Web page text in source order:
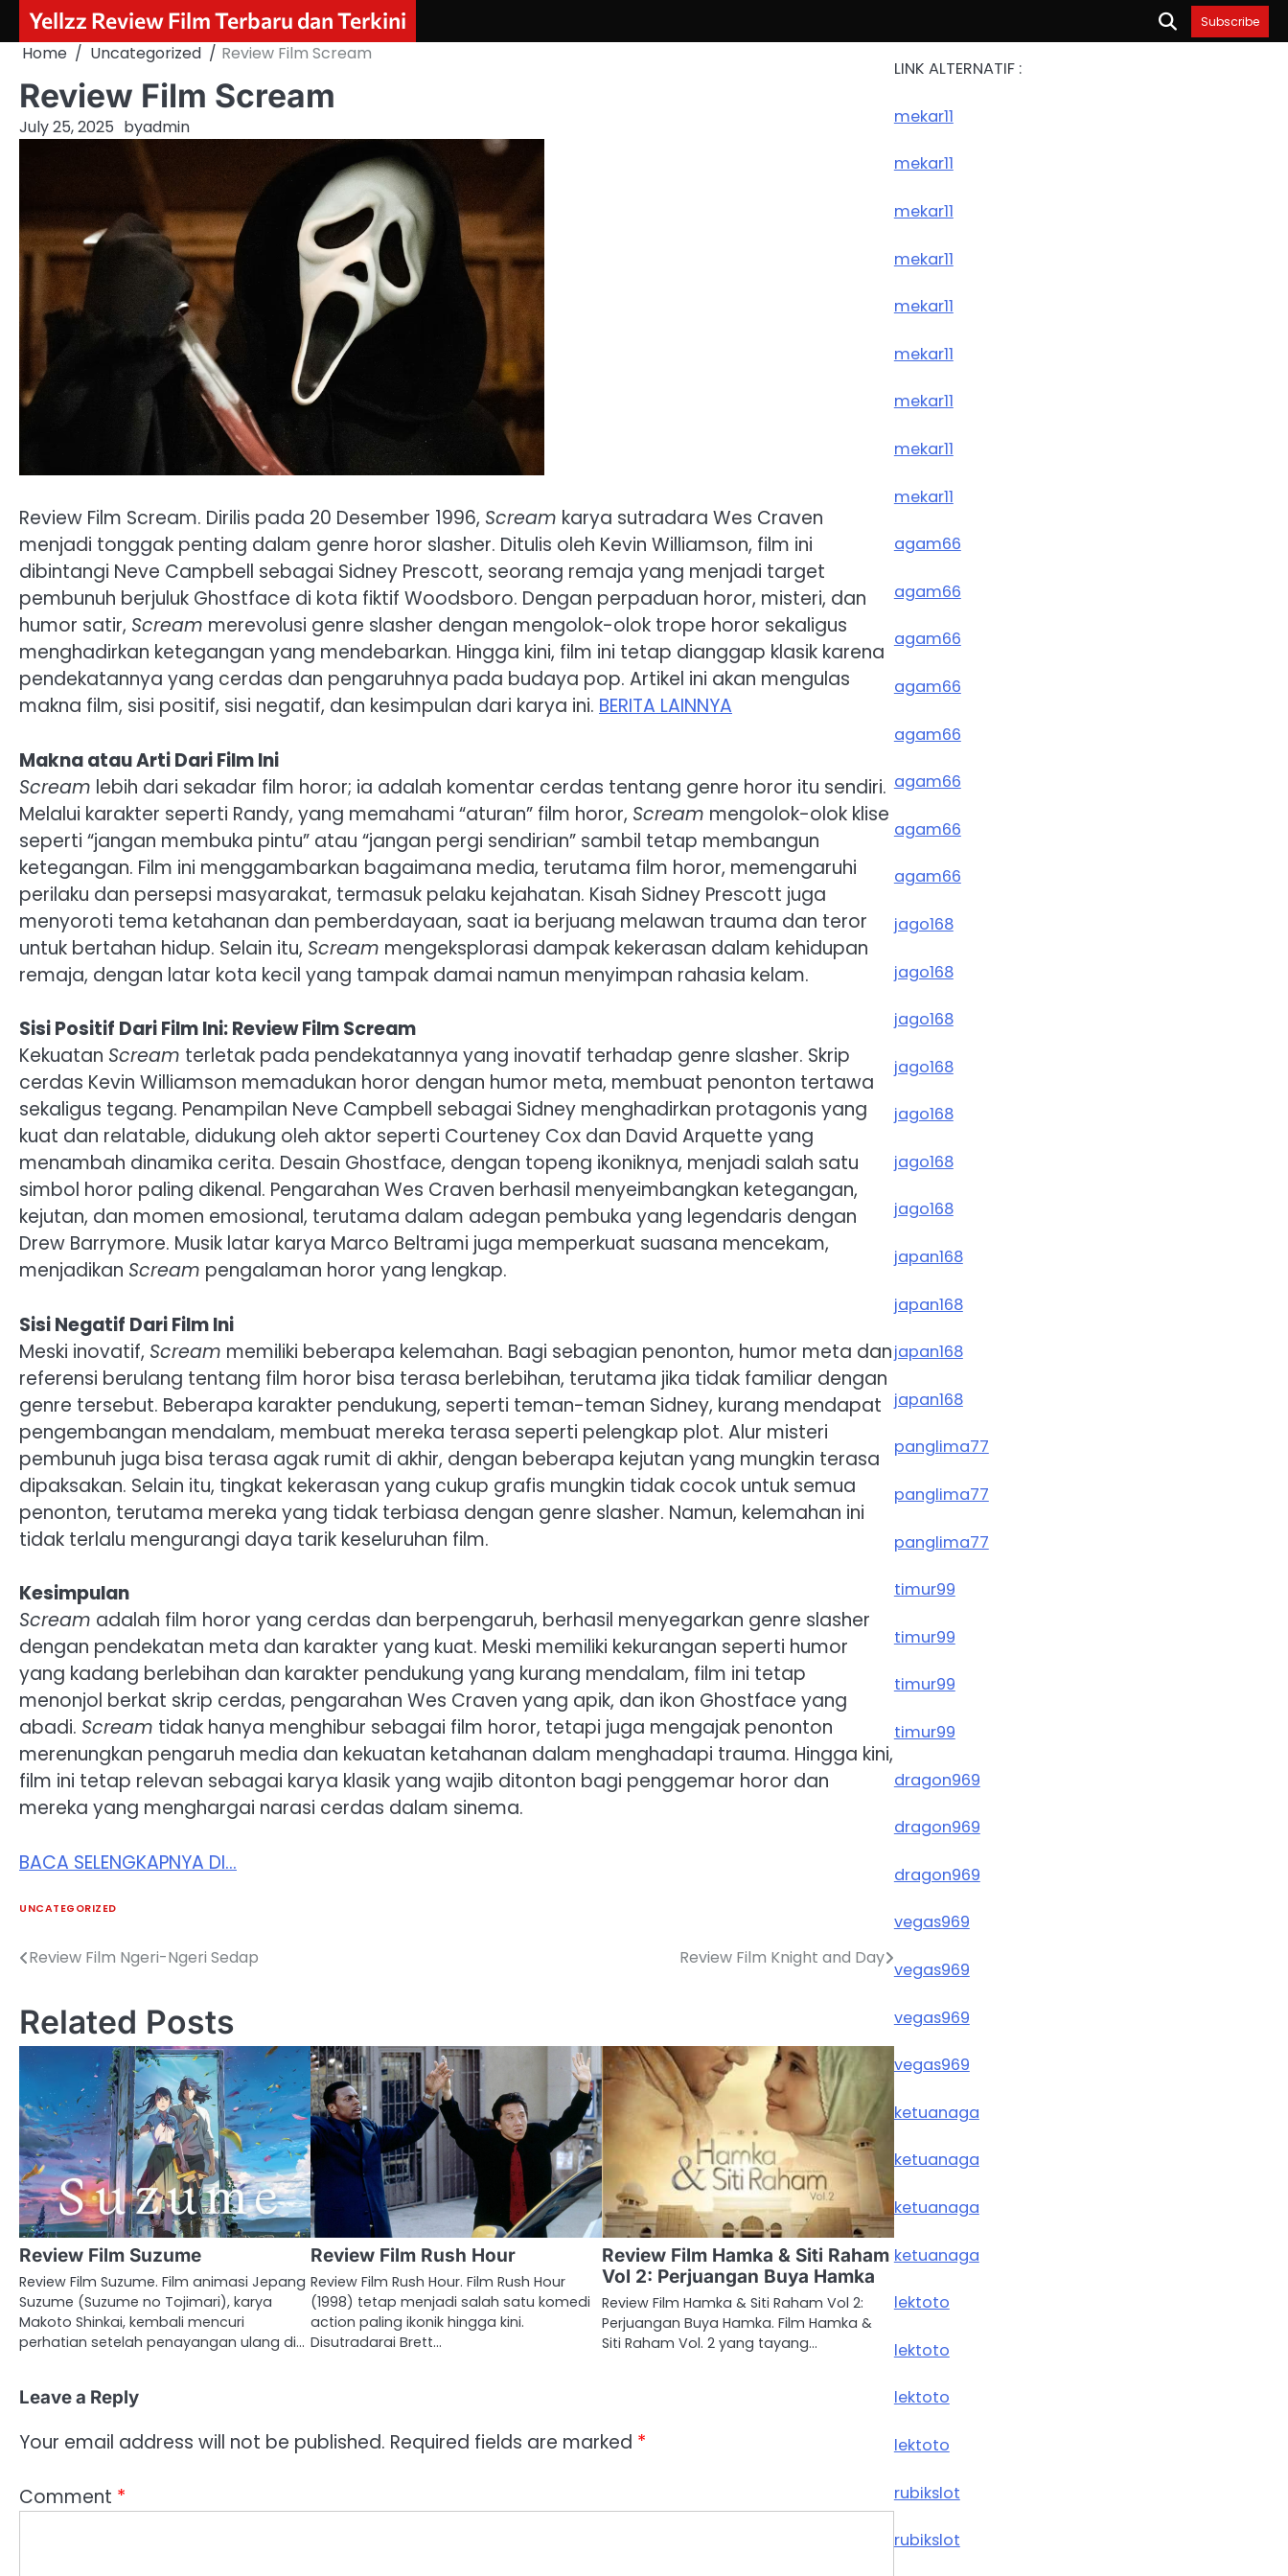
Skip
content
Yellzz Review Film Terbaru dan Terkini Subscribe
Home Uncategorized Review Film Scream
Review Film Scream
July 25, 2025 byadmin
Review Film Scream. Dirilis pada 20 Desember 1996, Scream karya sutradara Wes Craven
menjadi tonggak penting dalam genre horor slasher. Ditulis oleh Kevin Williamson, film ini
dibintangi Neve Campbell sebagai Sidney Prescott, seorang remaja yang menjadi target
pembunuh berjuluk Ghostface di kota fiktif Woodsboro. Dengan perpaduan horor, misteri, dan
humor satir, Scream merevolusi genre slasher dengan mengolok-olok trope horor sekaligus
menghadirkan ketegangan yang mendebarkan. Hingga kini, film ini tetap dianggap klasik karena
pendekatannya yang cerdas dan pengaruhnya pada budaya pop. Artikel ini akan mengulas
makna film, sisi positif, sisi negatif, dan kesimpulan dari karya ini. BERITA LAINNYA
Makna atau Arti Dari Film Ini
Scream lebih dari sekadar film horor; ia adalah komentar cerdas tentang genre horor itu sendiri.
Melalui karakter seperti Randy, yang memahami “aturan” film horor, Scream mengolok-olok klise
seperti “jangan membuka pintu” atau “jangan pergi sendirian” sambil tetap membangun
ketegangan. Film ini menggambarkan bagaimana media, terutama film horor, memengaruhi
perilaku dan persepsi masyarakat, termasuk pelaku kejahatan. Kisah Sidney Prescott juga
menyoroti tema ketahanan dan pemberdayaan, saat ia berjuang melawan trauma dan teror
untuk bertahan hidup. Selain itu, Scream mengeksplorasi dampak kekerasan dalam kehidupan
remaja, dengan latar kota kecil yang tampak damai namun menyimpan rahasia kelam.
Sisi Positif Dari Film Ini: Review Film Scream
Kekuatan Scream terletak pada pendekatannya yang inovatif terhadap genre slasher. Skrip
cerdas Kevin Williamson memadukan horor dengan humor meta, membuat penonton tertawa
sekaligus tegang. Penampilan Neve Campbell sebagai Sidney menghadirkan protagonis yang
kuat dan relatable, didukung oleh aktor seperti Courteney Cox dan David Arquette yang
menambah dinamika cerita. Desain Ghostface, dengan topeng ikoniknya, menjadi salah satu
simbol horor paling dikenal. Pengarahan Wes Craven berhasil menyeimbangkan ketegangan,
kejutan, dan momen emosional, terutama dalam adegan pembuka yang legendaris dengan
Drew Barrymore. Musik latar karya Marco Beltrami juga memperkuat suasana mencekam,
menjadikan Scream pengalaman horor yang lengkap.
Sisi Negatif Dari Film Ini
Meski inovatif, Scream memiliki beberapa kelemahan. Bagi sebagian penonton, humor meta dan
referensi berulang tentang film horor bisa terasa berlebihan, terutama jika tidak familiar dengan
genre tersebut. Beberapa karakter pendukung, seperti teman-teman Sidney, kurang mendapat
pengembangan mendalam, membuat mereka terasa seperti pelengkap plot. Alur misteri
pembunuh juga bisa terasa agak rumit di akhir, dengan beberapa kejutan yang mungkin terasa
dipaksakan. Selain itu, tingkat kekerasan yang cukup grafis mungkin tidak cocok untuk semua
penonton, terutama mereka yang tidak terbiasa dengan genre slasher. Namun, kelemahan ini
tidak terlalu mengurangi daya tarik keseluruhan film.
Kesimpulan
Scream adalah film horor yang cerdas dan berpengaruh, berhasil menyegarkan genre slasher
dengan pendekatan meta dan karakter yang kuat. Meski memiliki kekurangan seperti humor
yang kadang berlebihan dan karakter pendukung yang kurang mendalam, film ini tetap
menonjol berkat skrip cerdas, pengarahan Wes Craven yang apik, dan ikon Ghostface yang
abadi. Scream tidak hanya menghibur sebagai film horor, tetapi juga mengajak penonton
merenungkan pengaruh media dan kekuatan ketahanan dalam menghadapi trauma. Hingga kini,
film ini tetap relevan sebagai karya klasik yang wajib ditonton bagi penggemar horor dan
mereka yang menghargai narasi cerdas dalam sinema.
BACA SELENGKAPNYA DI…
UNCATEGORIZED
Post
Review Film Ngeri-Ngeri Sedap Review Film Knight and Day
Related Posts
Review Film Suzume
Review Film Suzume. Film animasi Jepang
Suzume (Suzume no Tojimari), karya
Makoto Shinkai, kembali mencuri
perhatian setelah penayangan ulang di…
Review Film Rush Hour
Review Film Rush Hour. Film Rush Hour
(1998) tetap menjadi salah satu komedi
action paling ikonik hingga kini.
Disutradarai Brett…
Review Film Hamka & Siti Raham
Vol 2: Perjuangan Buya Hamka
Review Film Hamka & Siti Raham Vol 2:
Perjuangan Buya Hamka. Film Hamka &
Siti Raham Vol. 2 yang tayang…
Leave a Reply
Your email address will not be published. Required fields are marked *
Comment *
LINK ALTERNATIF :
mekar11
mekar11
mekar11
mekar11
mekar11
mekar11
mekar11
mekar11
mekar11
agam66
agam66
agam66
agam66
agam66
agam66
agam66
agam66
jago168
jago168
jago168
jago168
jago168
jago168
jago168
japan168
japan168
japan168
japan168
panglima77
panglima77
panglima77
timur99
timur99
timur99
timur99
dragon969
dragon969
dragon969
vegas969
vegas969
vegas969
vegas969
ketuanaga
ketuanaga
ketuanaga
ketuanaga
lektoto
lektoto
lektoto
lektoto
rubikslot
rubikslot